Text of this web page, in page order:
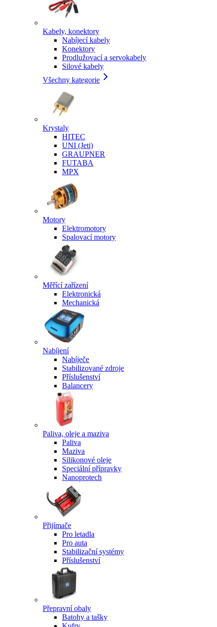
Kabely, konektory
Nabíjecí kabely
Konektory
Prodlužovací a servokabely
Silové kabely
Všechny kategorie
Krystaly
HITEC
UNI (Jeti)
GRAUPNER
FUTABA
MPX
Motory
Elektromotory
Spalovací motory
Měřící zařízení
Elektronická
Mechanická
Nabíjení
Nabíječe
Stabilizované zdroje
Příslušenství
Balancery
Paliva, oleje a maziva
Paliva
Maziva
Silikonové oleje
Speciální přípravky
Nanoprotech
Přijímače
Pro letadla
Pro auta
Stabilizační systémy
Příslušenství
Přepravní obaly
Batohy a tašky